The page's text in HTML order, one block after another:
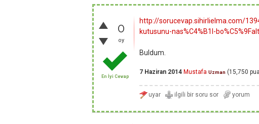
0
oy
En İyi Cevap
http://sorucevap.sihirlielma.com/
kutusunu-nas%C4%B1l-
Buldum.
7 Haziran 2014 Mustafa Uzman (15,750